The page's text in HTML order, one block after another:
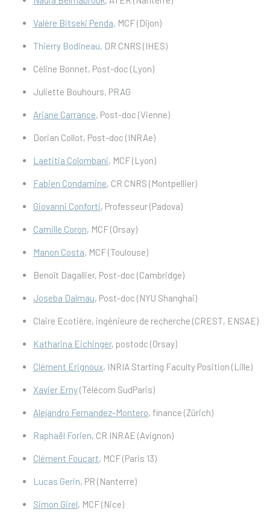
Valère Bitseki Penda, MCF (Dijon)
Thierry Bodineau, DR CNRS (IHES)
Céline Bonnet, Post-doc (Lyon)
Juliette Bouhours, PRAG
Ariane Carrance, Post-doc (Vienne)
Dorian Collot, Post-doc (INRAe)
Laetitia Colombani, MCF (Lyon)
Fabien Condamine, CR CNRS (Montpellier)
Giovanni Conforti, Professeur (Padova)
Camille Coron, MCF (Orsay)
Manon Costa, MCF (Toulouse)
Benoît Dagallier, Post-doc (Cambridge)
Joseba Dalmau, Post-doc (NYU Shanghai)
Claire Ecotière, ingénieure de recherche (CREST, ENSAE)
Katharina Eichinger, postodc (Orsay)
Clément Erignoux, INRIA Starting Faculty Position (Lille)
Xavier Erny(Télécom SudParis)
Alejandro Fernandez-Montero, finance (Zürich)
Raphaël Forien, CR INRAE (Avignon)
Clément Foucart, MCF (Paris 13)
Lucas Gerin, PR (Nanterre)
Simon Girel, MCF (Nice)